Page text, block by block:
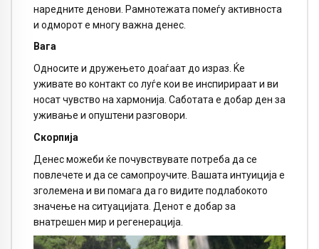
наредните денови. Рамнотежата помеѓу активноста
и одморот е многу важна денес.
Вага
Односите и дружењето доаѓаат до израз. Ќе
уживате во контакт со луѓе кои ве инспирираат и ви
носат чувство на хармонија. Саботата е добар ден за
уживање и опуштени разговори.
Скорпија
Денес можеби ќе почувствувате потреба да се
повлечете и да се самопроучите. Вашата интуиција е
зголемена и ви помага да го видите подлабокото
значење на ситуацијата. Денот е добар за
внатрешен мир и регенерација.